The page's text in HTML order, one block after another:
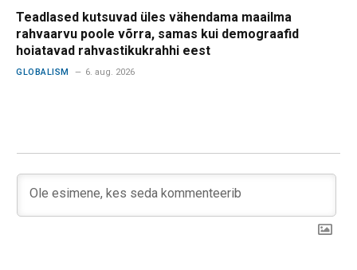
Teadlased kutsuvad üles vähendama maailma
rahvaarvu poole võrra, samas kui demograafid
hoiatavad rahvastikukrahhi eest
GLOBALISM 6. aug. 2026